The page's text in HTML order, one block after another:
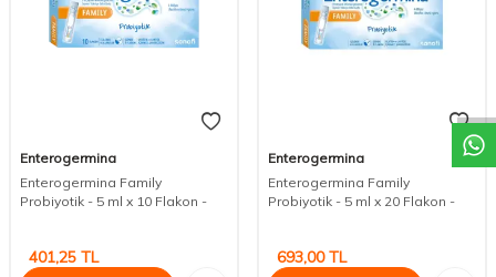
Enterogermina
Enterogermina Family
Probiyotik - 5 ml x 10 Flakon -
401,25 TL
Enterogermina
Enterogermina Family
Probiyotik - 5 ml x 20 Flakon -
693,00TL